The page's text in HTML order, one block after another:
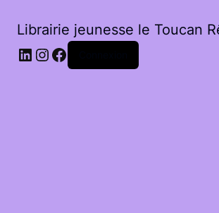
Librairie jeunesse le Toucan
LinkedIn
Instagram
Facebook